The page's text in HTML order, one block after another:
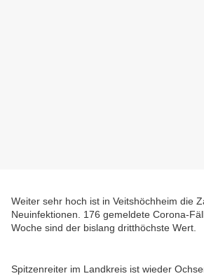
Weiter sehr hoch ist in Veitshöchheim die
Neuinfektionen. 176 gemeldete Corona-
Woche sind der bislang dritthöchste Wert.
Spitzenreiter im Landkreis ist wieder